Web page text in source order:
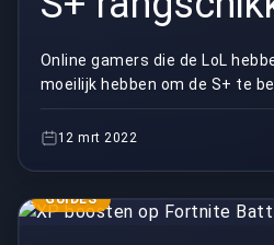
Online gamers die de LoL
moeilijk hebben om de S+ te
techniek moeten kennen. Het
ju...12 mrt 2022
GUIDES